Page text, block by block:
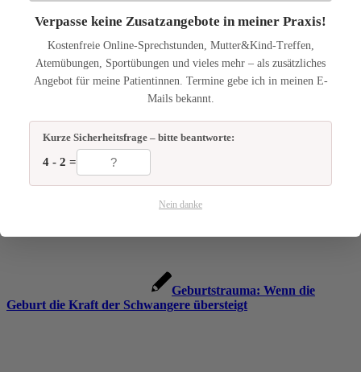
Unterstützung durch Osteopathie.
Geburtstrauma: Wenn die
Geburt die Kraft der Schwangere übersteigt
Verpasse keine Zusatzangebote in meiner Praxis!
Kostenfreie Online-Sprechstunden, Mutter&Kind-Treffen,
Atemübungen, Sportübungen und vieles mehr – als zusätzliches
Angebot für meine Patientinnen. Termine gebe ich in meinen E-
Mails bekannt.
Kurze Sicherheitsfrage – bitte beantworte:
4 - 2 =
Nein danke